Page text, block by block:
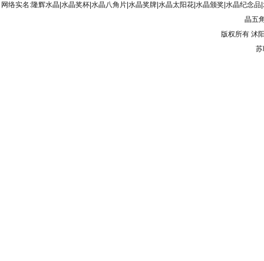
网络实名:隆辉水晶|水晶奖杯|水晶八角片|水晶奖牌|水晶太阳花|水晶颁奖|水晶纪念
晶五
版权所有 沭